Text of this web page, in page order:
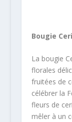
Bougie
La bougie
florales
fruitées de
célébrer la
fleurs de
mêler à un